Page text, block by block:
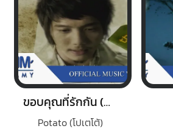
ขอบคุณที่รักกัน (Medium Version)
Potato (โปเตโต้)